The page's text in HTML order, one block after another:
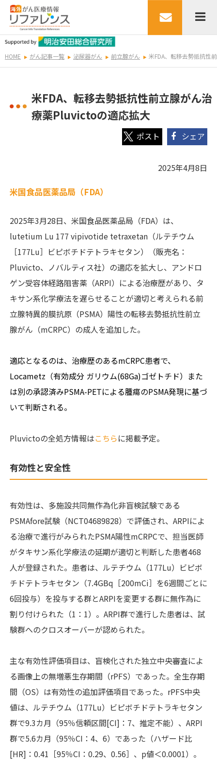
HOME がん記事一覧 泌尿器がん 前立腺がん 米FDA、転移去勢抵抗性
米FDA、転移去勢抵抗性前立腺がん治
療薬Pluvictoの適応拡大
シェア
2025年4月8日
米国食品医薬品局（FDA）
2025年3月28日、米国食品医薬品局（FDA）は、
lutetium Lu 177 vipivotide tetraxetan（ルテチウム
［177Lu］ビピボチドテトラキセタン）（販売名：
Pluvicto、ノバルティス社）の適応を拡大し、アンドロ
ゲン受容体経路阻害薬（ARPI）による治療歴があり、タ
キサン系化学療法を遅らせることが適切と考えられる前
立腺特異的膜抗原（PSMA）陽性の転移去勢抵抗性前立
腺がん（mCRPC）の成人を追加した。
適応となるのは、治療歴のあるmCRPC患者で、
Locametz（有効成分 ガリウム(68Ga)ゴゼトチド）また
は別の承認済みPSMA-PETによる腫瘍のPSMA発現に基づ
いて判断される。
Pluvictoの全処方情報はこちらに掲載予定。
有効性と安全性
有効性は、多施設共同無作為化非盲検試験である
PSMAfore試験（NCT04689828）で評価され、ARPIによ
る治療で進行がみられたPSMA陽性mCRPCで、担当医師
がタキサン系化学療法の延期が適切と判断した患者468
人が登録された。患者は、ルテチウム（177Lu）ビピボ
チドテトラキセタン（7.4GBq［200mCi］を6週間ごとに
6回投与）を投与する群とARPIを変更する群に無作為に
割り付けられた（1：1）。ARPI群で進行した患者は、試
験群へのクロスオーバーが認められた。
主な有効性評価項目は、盲検化された独立中央審査によ
る画像上の無増悪生存期間（rPFS）であった。全生存期
間（OS）は有効性の追加評価項目であった。rPFS中央
値は、ルテチウム（177Lu）ビピボチドテトラキセタン
群で9.3カ月（95％信頼区間[CI]：7、推定不能）、ARPI
群で5.6カ月（95％CI：4、6）であった（ハザード比
[HR]：0.41［95％CI：0.29、0.56］、p値＜0.0001）。